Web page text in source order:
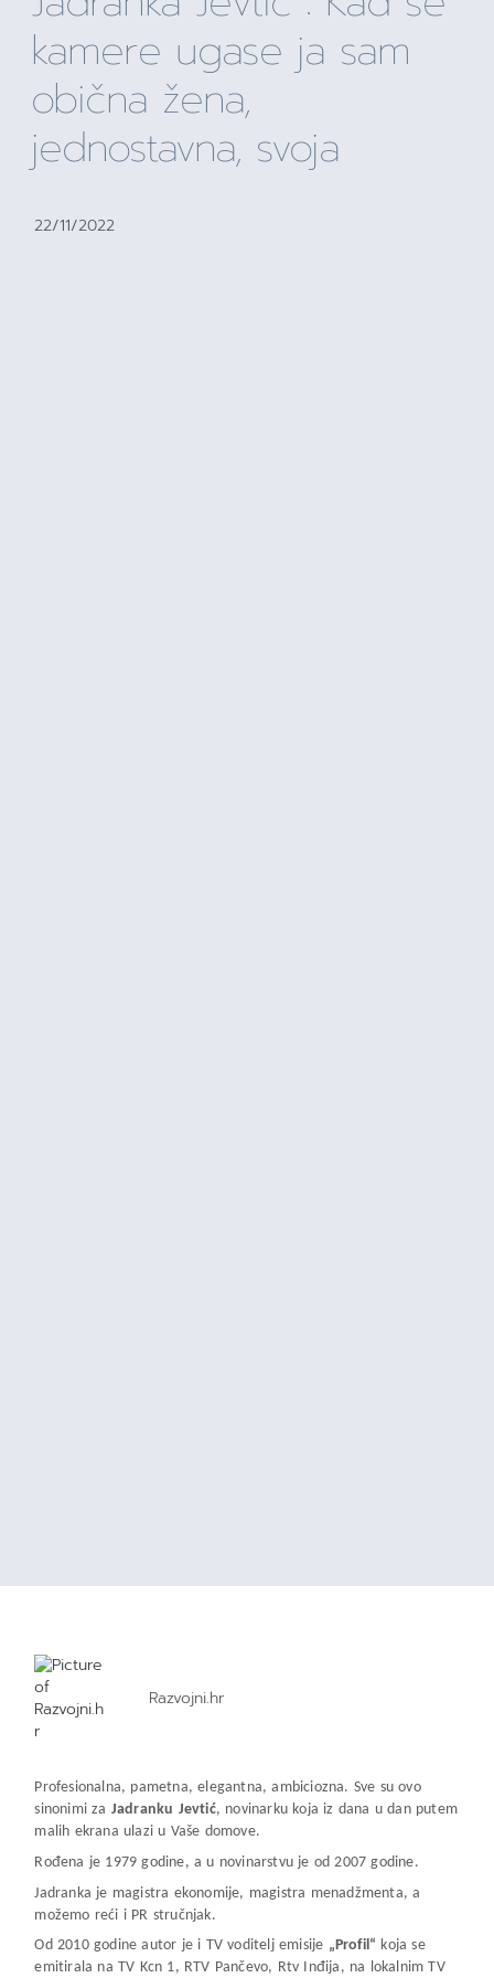
kamere ugase ja sam
obična žena,
jednostavna, svoja
22/11/2022
Razvojni.hr
Profesionalna, pametna, elegantna, ambiciozna. Sve su ovo
sinonimi za Jadranku Jevtić, novinarku koja iz dana u dan putem
malih ekrana ulazi u Vaše domove.
Rođena je 1979 godine, a u novinarstvu je od 2007 godine.
Jadranka je magistra ekonomije, magistra menadžmenta, a
možemo reći i PR stručnjak.
Od 2010 godine autor je i TV voditelj emisije „Profil“ koja se
emitirala na TV Kcn 1, RTV Pančevo, Rtv Inđija, na lokalnim TV